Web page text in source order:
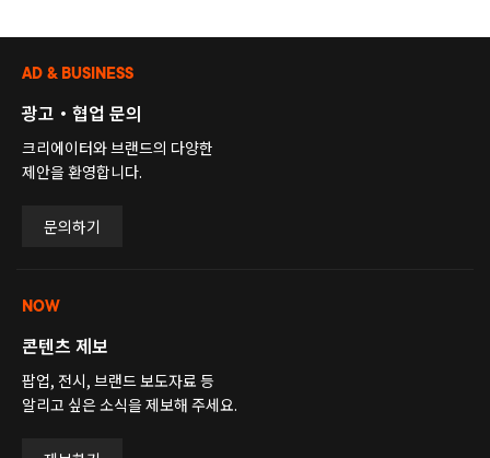
AD & BUSINESS
광고・협업 문의
크리에이터와 브랜드의 다양한
제안을 환영합니다.
문의하기
NOW
콘텐츠 제보
팝업, 전시, 브랜드 보도자료 등
알리고 싶은 소식을 제보해 주세요.